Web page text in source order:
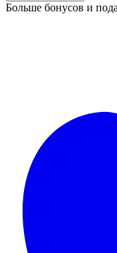
Больше бонусов и